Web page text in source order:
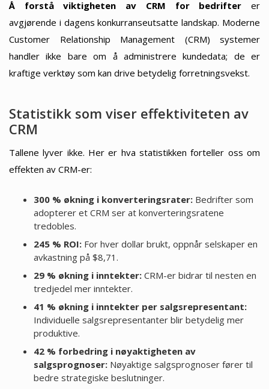
Å forstå viktigheten av CRM for bedrifter er
avgjørende i dagens konkurranseutsatte landskap. Moderne
Customer Relationship Management (CRM) systemer
handler ikke bare om å administrere kundedata; de er
kraftige verktøy som kan drive betydelig forretningsvekst.
Statistikk som viser effektiviteten av
CRM
Tallene lyver ikke. Her er hva statistikken forteller oss om
effekten av CRM-er:
300 % økning i konverteringsrater:Bedrifter som
adopterer et CRM ser at konverteringsratene
tredobles.
245 % ROI:For hver dollar brukt, oppnår selskaper en
avkastning på $8,71.
29 % økning i inntekter:CRM-er bidrar til nesten en
tredjedel mer inntekter.
41 % økning i inntekter per salgsrepresentant:
Individuelle salgsrepresentanter blir betydelig mer
produktive.
42 % forbedring i nøyaktigheten av
salgsprognoser:Nøyaktige salgsprognoser fører til
bedre strategiske beslutninger.